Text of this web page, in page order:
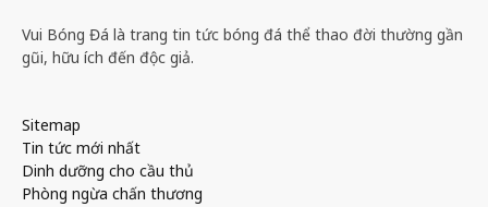
Vui Bóng Đá là trang tin tức bóng đá thể thao đời thường gần
gũi, hữu ích đến độc giả.
Sitemap
Tin tức mới nhất
Dinh dưỡng cho cầu thủ
Phòng ngừa chấn thương